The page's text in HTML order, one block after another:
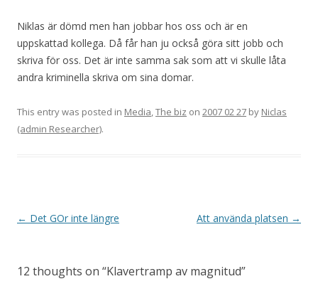
Niklas är dömd men han jobbar hos oss och är en
uppskattad kollega. Då får han ju också göra sitt jobb och
skriva för oss. Det är inte samma sak som att vi skulle låta
andra kriminella skriva om sina domar.
This entry was posted in Media,The biz on 2007 02 27 by Niclas
(admin Researcher).
Post navigation
← Det GOr inte längre Att använda platsen →
12 thoughts on “Klavertramp av magnitud”